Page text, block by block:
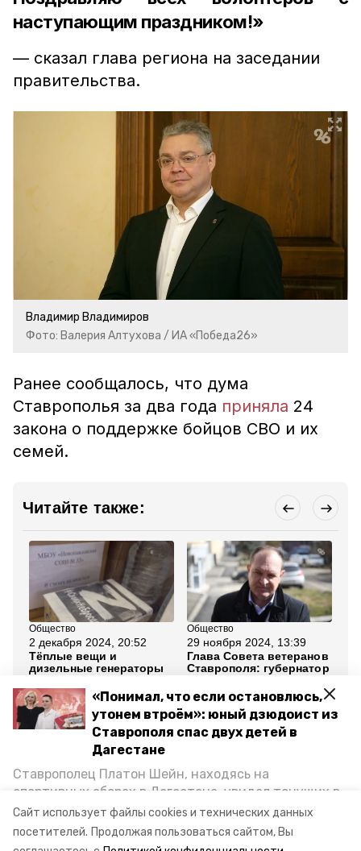
Сайт использует файлы cookies и технических данных
посетителей. Продолжая пользоваться сайтом, Вы
«Понимал, что если остановлюсь,
утонем втроём»: юный дзюдоист из
Ставрополя спас двух детей в
Дагестане
Ставрополец Платон Шейн, находясь на
спортивных сборах в Дегестане, увидел тонущих в
Каспийском море детей и бросился на помощь. По
возвращении домой, отважного мальчика
пригласили в министерство образования края и
наступающим праздником!»
— сказал глава региона на заседании
правительства.
Владимир Владимиров
Фото: Валерия Алтухова / ИА «Победа26»
Ранее сообщалось, что дума
Ставрополья за два года приняла 24
закона о поддержке бойцов СВО и их
семей.
Читайте также:
Общество
2 декабря 2024, 20:52
Тёплые вещи и
дизельные генераторы
жители Кировского
округа
Общество
29 ноября 2024, 13:39
Глава Совета ветеранов
Ставрополя: губернатор
поддержке СВО
Все новости
ставрополь заседание правительства
волонтёры